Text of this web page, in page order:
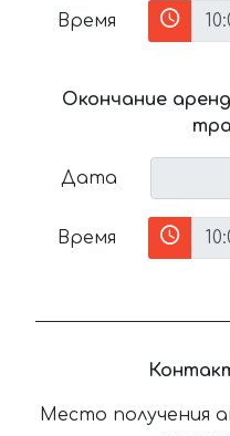
Время
Окончание
Дата
Время
Место получения